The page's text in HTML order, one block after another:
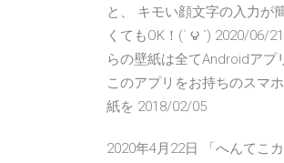
と、 キモい顔文字の入力が
くてもOK！(΄ ౪ `) 2020/06/
らの壁紙は全てAndroidアプ
このアプリをお持ちのスマ
紙を 2018/02/05
2020年4月22日 「へんてこ